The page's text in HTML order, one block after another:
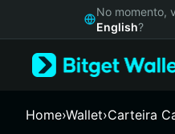
Русский
Italiano
No momento,
English?
Home›Wallet›Carteira